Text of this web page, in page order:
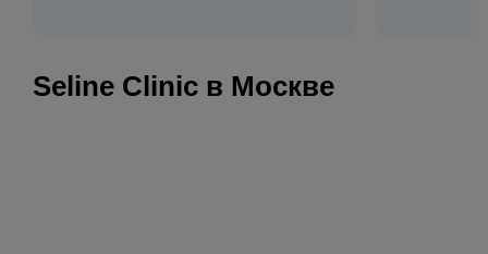
Seline Clinic в Москве